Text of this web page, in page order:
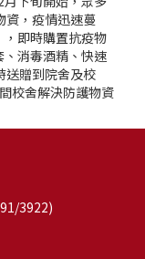
資，疫情迅速蔓
即時購置抗疫物
消毒酒精、快速
送贈到院舍及校
校舍解決防護物資
3922)